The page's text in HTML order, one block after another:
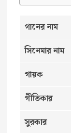
গানের নাম
সিনেমার নাম
গায়ক
গীতিকার
সুরকার